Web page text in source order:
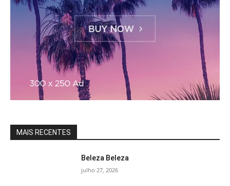
MAIS RECENTES
Beleza Beleza
julho 27, 2026